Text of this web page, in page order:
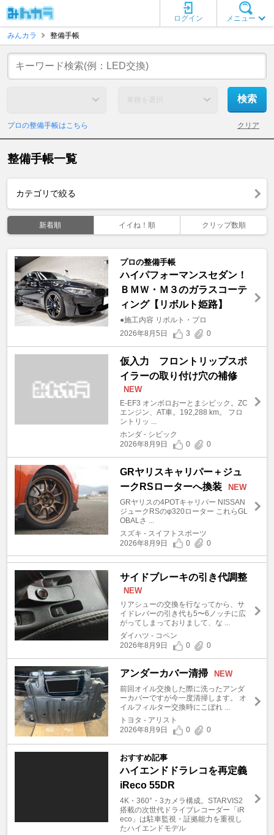
メニュー
ログイン
みんカラ
整備手帳
クリア
プロの整備手帳はこちら
整備手帳一覧
カテゴリで絞る
新着順 イイね！順 クリップ数順
プロの整備手帳
ハイパフォーマンスセダン！
ＢＭＷ・Ｍ３のガラスコーテ
ィング【リボルト姫路】
●施工内容 リボルト・プロ
2026年8月5日
3 0
仮入力 フロントリップスポ
イラーの取り付け穴の補修
NEW
E-EF3 オンボロおーとまシビック。ZC
エンジン、AT車。192,288 km。 フロ
ントリッ ...
ホンダ - シビック
2026年8月9日
0 0
GRヤリスキャリパー＋ジュ
ークRSローターへ換装
NEW
GRヤリスの4POTキャリパー NISSAN
ジュークRSのφ320ローター これらGL
OBALさ ...
スズキ - スイフトスポーツ
2026年8月9日
0 0
サイドブレーキの引き代調整
NEW
リアシューの交換を行なってから、サ
イドレバーの引き代も5〜6ノッチに広
がってしまっておりまして、な ...
ダイハツ - コペン
2026年8月9日
0 0
アンダーカバー清掃 NEW
前回オイル交換した際に洗ったアンダ
ーカバーですが今一度清掃します。 オ
イルフィルター交換時にこぼれ ...
トヨタ - アリスト
2026年8月9日
0 0
おすすめ記事
ハイエンドドラレコを再定義
iReco 55DR
4K・360°・3カメラ構成。STARVIS2
搭載の次世代ドライブレコーダー「iR
eco」は駐車監視・証拠能力を重視し
たハイエンドモデル